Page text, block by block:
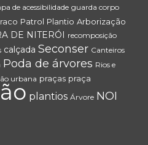
de acessibilidade guarda corpo
Patrol Plantio Arborização
DE NITERÓI recomposição
calçada Seconser Canteiros
Poda de árvores Rios e
urbana praças praça
plantios Árvore NOI